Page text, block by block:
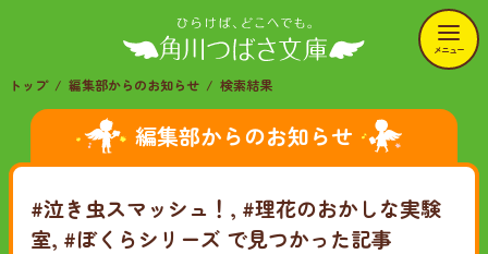
メニュー
トップ 編集部からのお知らせ 検索結果
編集部からのお知らせ
#泣き虫スマッシュ！, #理花のおかしな実験
室, #ぼくらシリーズ で見つかった記事